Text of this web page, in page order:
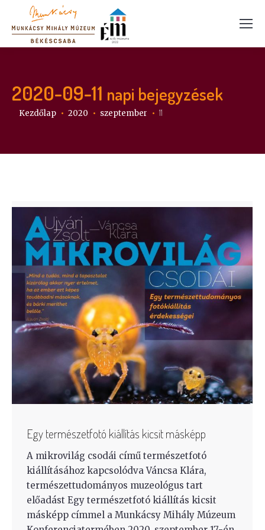
2020-09-11 napi bejegyzések
Itt vagy:
Kezdőlap 2020 szeptember 11
Egy természetfotó kiállítás kicsit másképp
A mikrovilág csodái című természetfotó
kiállításához kapcsolódva Váncsa Klára,
természettudományos muzeológus tart
előadást Egy természetfotó kiállítás kicsit
másképp címmel a Munkácsy Mihály Múzeum